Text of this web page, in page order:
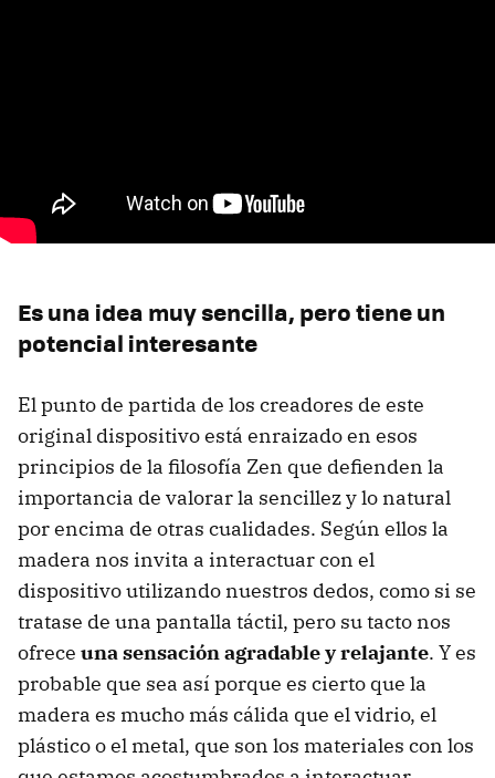
Es una idea muy sencilla, pero tiene un
potencial interesante
El punto de partida de los creadores de este
original dispositivo está enraizado en esos
principios de la filosofía Zen que defienden la
importancia de valorar la sencillez y lo natural
por encima de otras cualidades. Según ellos la
madera nos invita a interactuar con el
dispositivo utilizando nuestros dedos, como si se
tratase de una pantalla táctil, pero su tacto nos
ofrece una sensación agradable y relajante. Y es
probable que sea así porque es cierto que la
madera es mucho más cálida que el vidrio, el
plástico o el metal, que son los materiales con los